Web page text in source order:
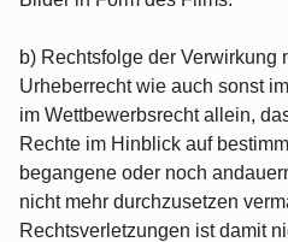
b) Rechtsfolge der Verwirkung
Urheberrecht wie auch sonst
im Wettbewerbsrecht allein,
Rechte im Hinblick auf
begangene oder noch
nicht mehr durchzusetzen
Rechtsverletzungen ist damit